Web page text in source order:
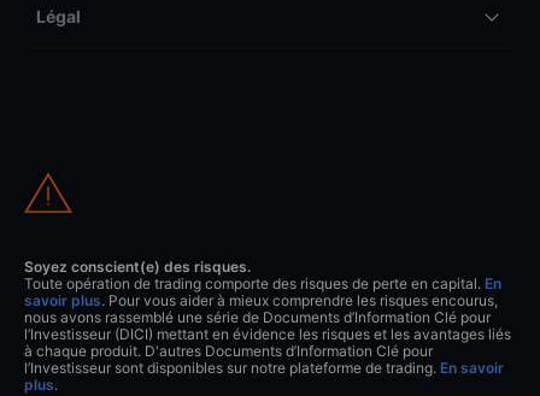
Légal
Soyez conscient(e) des risques.
Toute opération de trading comporte des risques de perte en capital. En
savoir plus. Pour vous aider à mieux comprendre les risques encourus,
nous avons rassemblé une série de Documents d’Information Clé pour
l’Investisseur (DICI) mettant en évidence les risques et les avantages liés
à chaque produit. D'autres Documents d’Information Clé pour
l’Investisseur sont disponibles sur notre plateforme de trading. En savoir
plus.